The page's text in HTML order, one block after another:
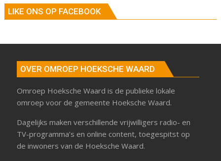
LIKE ONS OP FACEBOOK
OVER OMROEP HOEKSCHE WAARD
Omroep Hoeksche Waard is de publieke lokale
omroep voor de gemeente Hoeksche Waard.
Dagelijks maken verschillende vrijwilligers radio- en
TV-programma’s en online content, toegespitst op
de inwoners van de Hoeksche Waard.